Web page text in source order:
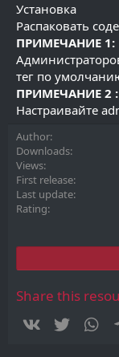
Установка
Распаковать
ПРИМЕЧАНИЕ 1:
тег по
ПРИМЕЧАНИЕ 2 :
Настраивайте
Author
Downloads
Views
First release
Last update
Rating
Share this
Vkontakte
Twitter